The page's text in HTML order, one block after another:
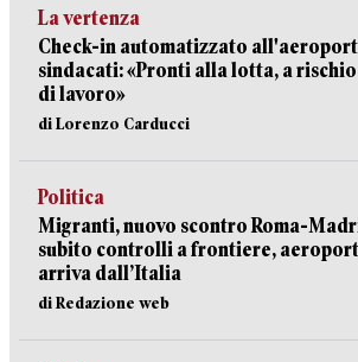
La vertenza
Check-in automatizzato
sindacati: «Pronti alla lotta, a
di lavoro»
di Lorenzo Carducci
Politica
Migranti, nuovo scontro Roma-
subito controlli a frontiere,
arriva dall’Italia
di Redazione web